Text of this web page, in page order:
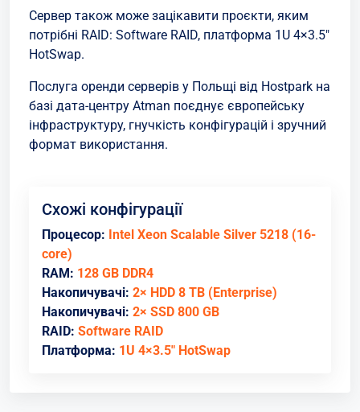
Сервер також може зацікавити проєкти, яким
потрібні RAID: Software RAID, платформа 1U 4×3.5"
HotSwap.
Послуга оренди серверів у Польщі від Hostpark на
базі дата-центру Atman поєднує європейську
інфраструктуру, гнучкість конфігурацій і зручний
формат використання.
Схожі конфігурації
Процесор: Intel Xeon Scalable Silver 5218 (16-
core)
RAM: 128 GB DDR4
Накопичувачі: 2× HDD 8 TB (Enterprise)
Накопичувачі: 2× SSD 800 GB
RAID: Software RAID
Платформа: 1U 4×3.5" HotSwap